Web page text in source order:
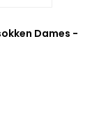
Dames -